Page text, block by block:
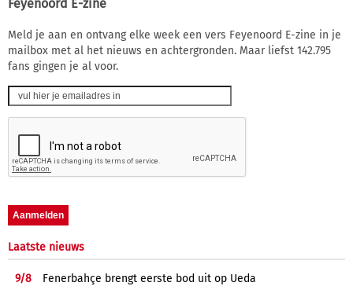
Feyenoord E-zine
Meld je aan en ontvang elke week een vers Feyenoord E-zine in je
mailbox met al het nieuws en achtergronden. Maar liefst 142.795
fans gingen je al voor.
Laatste nieuws
9/8
Fenerbahçe brengt eerste bod uit op Ueda